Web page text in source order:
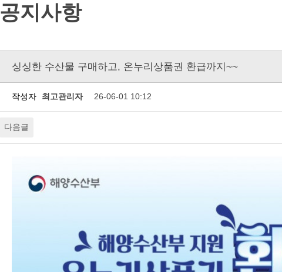
공지사항
싱싱한 수산물 구매하고, 온누리상품권 환급까지~~
작성자 최고관리자 26-06-01 10:12
다음글